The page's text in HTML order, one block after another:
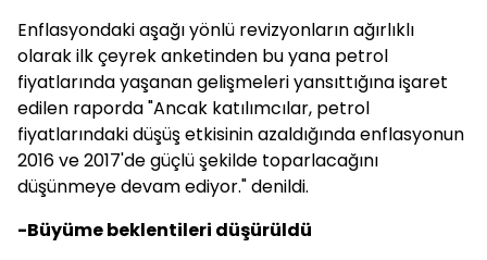
Enflasyondaki aşağı yönlü revizyonların ağırlıklı
olarak ilk çeyrek anketinden bu yana petrol
fiyatlarında yaşanan gelişmeleri yansıttığına işaret
edilen raporda "Ancak katılımcılar, petrol
fiyatlarındaki düşüş etkisinin azaldığında enflasyonun
2016 ve 2017'de güçlü şekilde toparlacağını
düşünmeye devam ediyor." denildi.
-Büyüme beklentileri düşürüldü